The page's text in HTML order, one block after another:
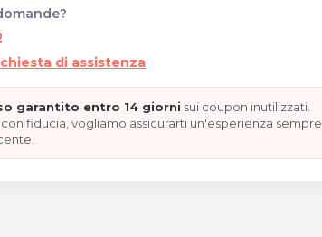
di assistenza
garantito entro 14 giorni sui coupon inutilizzati.
fiducia, vogliamo assicurarti un'esperienza sempre